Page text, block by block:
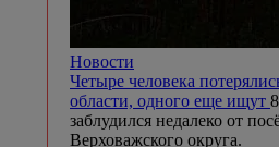
Новости
Четыре человека
области, одного еще ищут
заблудился недалеко от
Верховажского округа.